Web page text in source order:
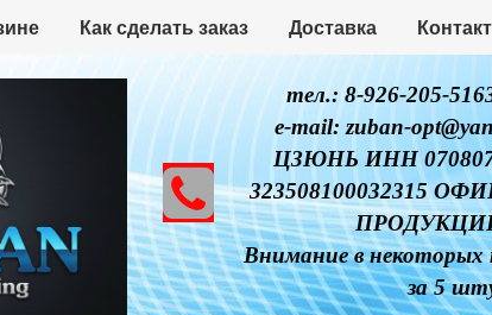
Как сделать заказ Доставка
тел.: 8-926-205-
e-mail: zuban-
ЦЗЮНЬ ИНН
323508100032315
Внимание в некоторых
за 5